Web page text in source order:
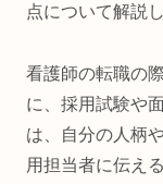
点について解説し
看護師の転職の
に、採用試験や
は、自分の人柄
用担当者に伝え